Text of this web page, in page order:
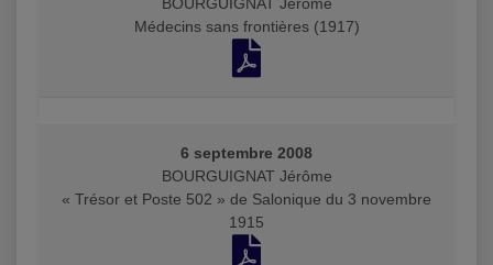
Médecins sans frontières (1917)
6 septembre 2008
BOURGUIGNAT Jérôme
« Trésor et Poste 502 » de Salonique du 3 novembre
1915